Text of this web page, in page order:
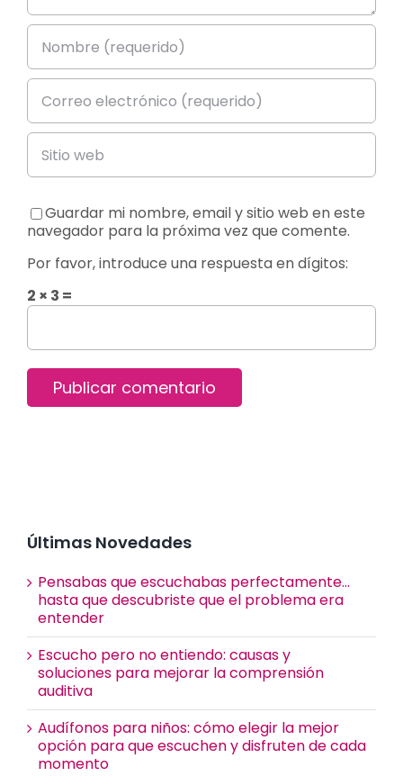
Guardar mi nombre, email y sitio web en este
navegador para la próxima vez que comente.
Por favor, introduce una respuesta en dígitos:
2 × 3 =
Últimas Novedades
Pensabas que escuchabas perfectamente…
hasta que descubriste que el problema era
entender
Escucho pero no entiendo: causas y
soluciones para mejorar la comprensión
auditiva
Audífonos para niños: cómo elegir la mejor
opción para que escuchen y disfruten de cada
momento